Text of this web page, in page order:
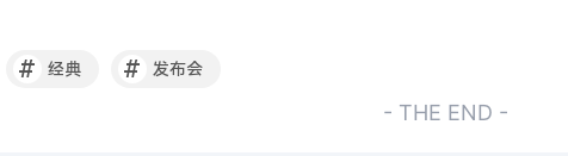
# 经典 # 发布会
- THE END -